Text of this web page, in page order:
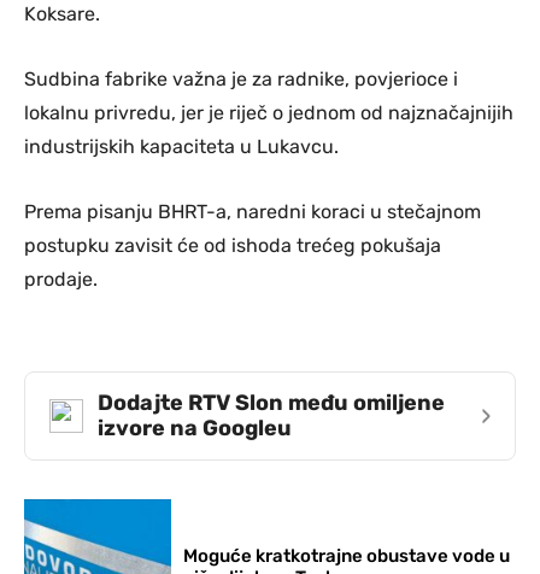
Koksare.
Sudbina fabrike važna je za radnike, povjerioce i
lokalnu privredu, jer je riječ o jednom od najznačajnijih
industrijskih kapaciteta u Lukavcu.
Prema pisanju BHRT-a, naredni koraci u stečajnom
postupku zavisit će od ishoda trećeg pokušaja
prodaje.
Dodajte RTV Slon među omiljene
izvore na Googleu
›
Moguće kratkotrajne obustave vode u